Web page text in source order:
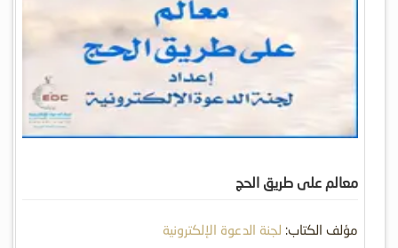
معالم على طريق الحج
مؤلف الكتاب: لجنة الدعوة الإلكترونية